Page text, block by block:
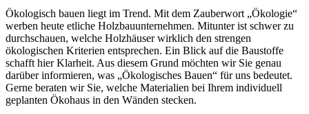
Ökologisch bauen liegt im Trend. Mit dem Zauberwort „Ökologie“
werben heute etliche Holzbauunternehmen. Mitunter ist schwer zu
durchschauen, welche Holzhäuser wirklich den strengen
ökologischen Kriterien entsprechen. Ein Blick auf die Baustoffe
schafft hier Klarheit. Aus diesem Grund möchten wir Sie genau
darüber informieren, was „Ökologisches Bauen“ für uns bedeutet.
Gerne beraten wir Sie, welche Materialien bei Ihrem individuell
geplanten Ökohaus in den Wänden stecken.